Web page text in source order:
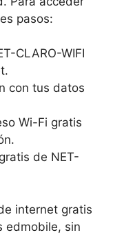
pasos:
CLARO-WIFI
con tus datos
Wi-Fi gratis
de NET-
internet gratis
edmobile, sin